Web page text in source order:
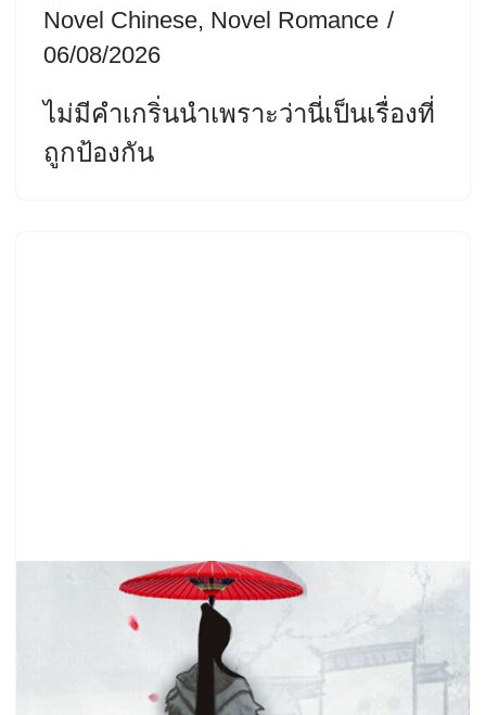
Novel Chinese, Novel Romance
06/08/2026
ไม่มีคำเกริ่นนำเพราะว่านี่เป็นเรื่องที่
ถูกป้องกัน